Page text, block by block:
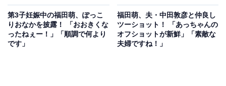
第3子妊娠中の福田萌、ぽっこ
りおなかを披露！ 「おおきくな
ったねぇー！」「順調で何より
です」
福田萌、夫・中田敦彦と仲良し
ツーショット！ 「あっちゃんの
オフショットが新鮮」「素敵な
夫婦ですね！」